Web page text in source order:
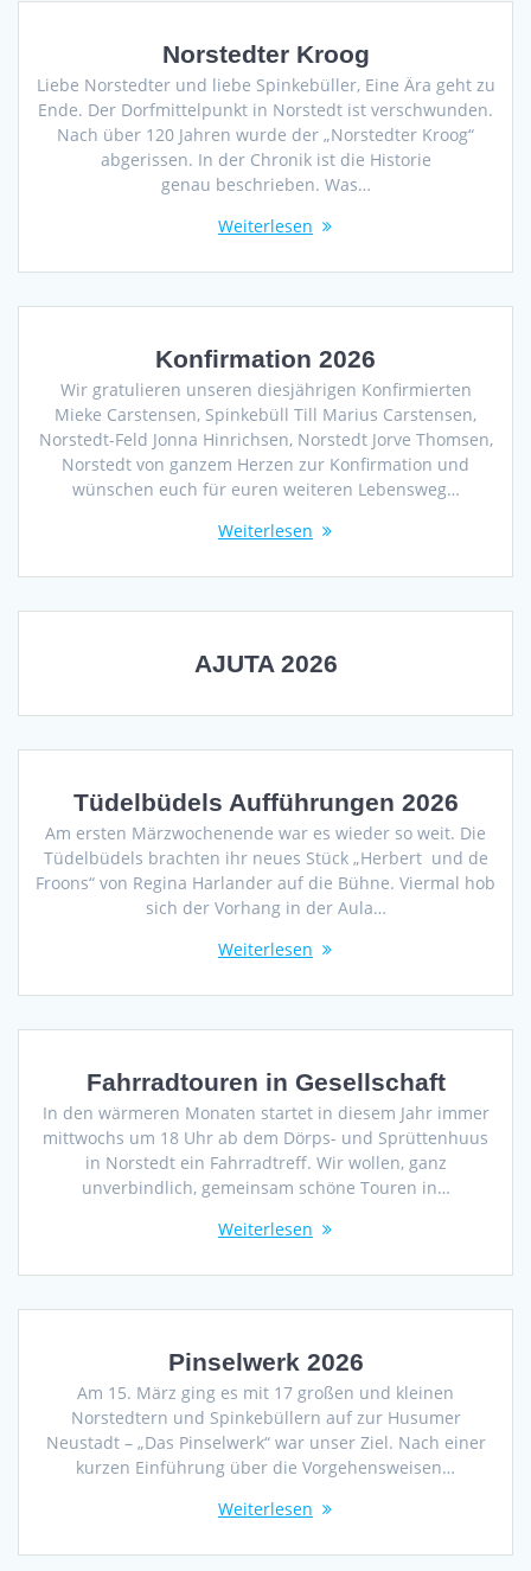
Norstedter Kroog
Liebe Norstedter und liebe Spinkebüller, Eine Ära geht zu
Ende. Der Dorfmittelpunkt in Norstedt ist verschwunden.
Nach über 120 Jahren wurde der „Norstedter Kroog“
abgerissen. In der Chronik ist die Historie
genau beschrieben. Was…
Weiterlesen
Konfirmation 2026
Wir gratulieren unseren diesjährigen Konfirmierten
Mieke Carstensen, Spinkebüll Till Marius Carstensen,
Norstedt-Feld Jonna Hinrichsen, Norstedt Jorve Thomsen,
Norstedt von ganzem Herzen zur Konfirmation und
wünschen euch für euren weiteren Lebensweg…
Weiterlesen
AJUTA 2026
Tüdelbüdels Aufführungen 2026
Am ersten Märzwochenende war es wieder so weit. Die
Tüdelbüdels brachten ihr neues Stück „Herbert und de
Froons“ von Regina Harlander auf die Bühne. Viermal hob
sich der Vorhang in der Aula…
Weiterlesen
Fahrradtouren in Gesellschaft
In den wärmeren Monaten startet in diesem Jahr immer
mittwochs um 18 Uhr ab dem Dörps- und Sprüttenhuus
in Norstedt ein Fahrradtreff. Wir wollen, ganz
unverbindlich, gemeinsam schöne Touren in…
Weiterlesen
Pinselwerk 2026
Am 15. März ging es mit 17 großen und kleinen
Norstedtern und Spinkebüllern auf zur Husumer
Neustadt – „Das Pinselwerk“ war unser Ziel. Nach einer
kurzen Einführung über die Vorgehensweisen…
Weiterlesen